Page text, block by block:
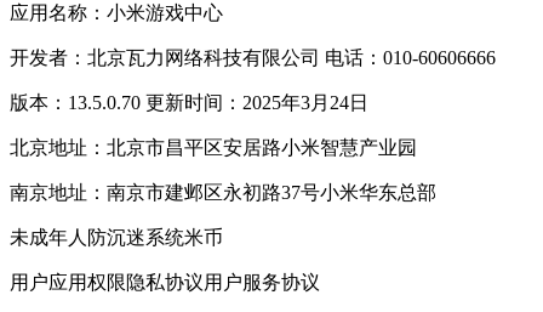
应用名称：小米游戏中心
开发者：北京瓦力网络科技有限公司 电话：010-60606666
版本：13.5.0.70 更新时间：2025年3月24日
北京地址：北京市昌平区安居路小米智慧产业园
南京地址：南京市建邺区永初路37号小米华东总部
未成年人防沉迷系统米币
用户应用权限隐私协议用户服务协议